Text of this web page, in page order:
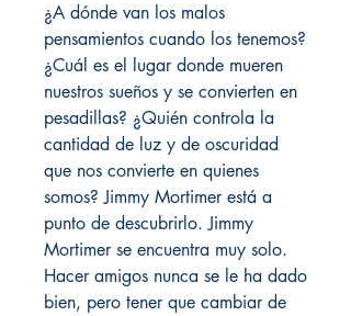
¿A dónde van los malos
pensamientos cuando los tenemos?
¿Cuál es el lugar donde mueren
nuestros sueños y se convierten en
pesadillas? ¿Quién controla la
cantidad de luz y de oscuridad
que nos convierte en quienes
somos? Jimmy Mortimer está a
punto de descubrirlo. Jimmy
Mortimer se encuentra muy solo.
Hacer amigos nunca se le ha dado
bien, pero tener que cambiar de